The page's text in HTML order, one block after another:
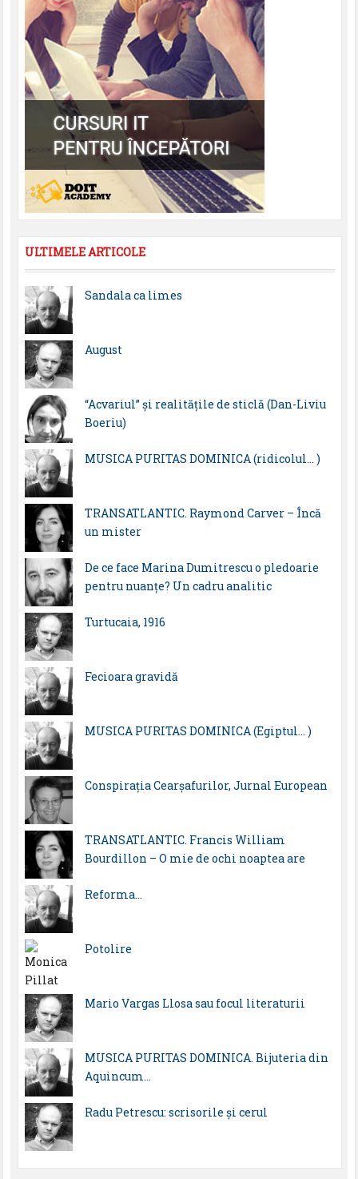
ULTIMELE ARTICOLE
Sandala ca limes
August
“Acvariul” și realitățile de sticlă (Dan-Liviu
Boeriu)
MUSICA PURITAS DOMINICA (ridicolul… )
TRANSATLANTIC. Raymond Carver – Încă
un mister
De ce face Marina Dumitrescu o pledoarie
pentru nuanțe? Un cadru analitic
Turtucaia, 1916
Fecioara gravidă
MUSICA PURITAS DOMINICA (Egiptul… )
Conspirația Cearșafurilor, Jurnal European
TRANSATLANTIC. Francis William
Bourdillon – O mie de ochi noaptea are
Reforma…
Potolire
Mario Vargas Llosa sau focul literaturii
MUSICA PURITAS DOMINICA. Bijuteria din
Aquincum…
Radu Petrescu: scrisorile şi cerul